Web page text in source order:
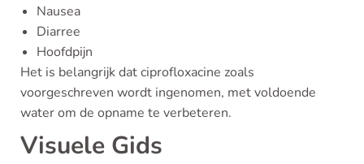
Nausea
Diarree
Hoofdpijn
Het is belangrijk dat ciprofloxacine zoals
voorgeschreven wordt ingenomen, met voldoende
water om de opname te verbeteren.
Visuele Gids